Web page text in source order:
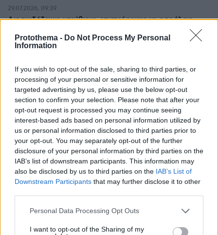
Protothema - Do Not Process My Personal
Information
If you wish to opt-out of the sale, sharing to third parties, or
processing of your personal or sensitive information for
targeted advertising by us, please use the below opt-out
section to confirm your selection. Please note that after your
opt-out request is processed you may continue seeing
interest-based ads based on personal information utilized by
us or personal information disclosed to third parties prior to
your opt-out. You may separately opt-out of the further
disclosure of your personal information by third parties on the
IAB’s list of downstream participants. This information may
also be disclosed by us to third parties on the IAB’s List of
Downstream Participants that may further disclose it to other
Please note that this website/app uses one or more Google
not limited to your visit or usage behaviour. You may click to
Personal Data Processing Opt Outs
I want to opt-out of the Sharing of my
Διασκεδάζουμε υπεύθυνα, επιστρέφουμε με ασφάλεια
29.07.2026, 09:39
ΣΧΟΛΙΑ
ΠΡΟΣΘΗΚΗ ΣΧΟΛΙΟΥ
Α.Μαν.
18.08.2022, 08:33
Μεθαμφεταμίνη είναι πού είναι το κακό στο 2022
ζούμε!
ΑΠΑΝΤΗΣΗ
Lamborghini
reality show; Ας το διευκρίνηση ο σεναριογράφος